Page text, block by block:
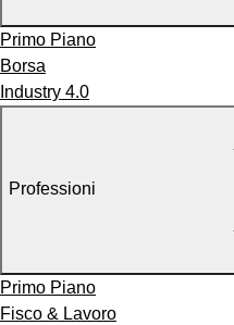
Primo Piano
Borsa
Industry 4.0
Professioni
Primo Piano
Fisco & Lavoro